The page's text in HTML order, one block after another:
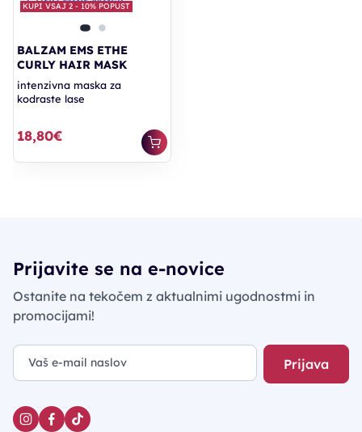
KUPI VSAJ 2 - 10% POPUST
BALZAM EMS ETHE
CURLY HAIR MASK
intenzivna maska za
kodraste lase
18,80€
Prijavite se na e-novice
Ostanite na tekočem z aktualnimi ugodnostmi in
promocijami!
Prijava